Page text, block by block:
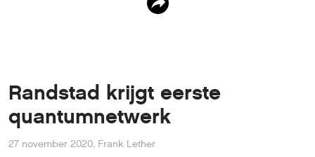
Randstad krijgt eerste
quantumnetwerk
27 november 2020, Frank Lether